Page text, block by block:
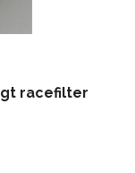
racefilter